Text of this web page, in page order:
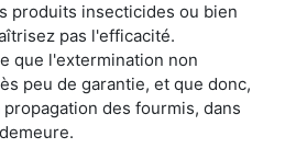
produits insecticides ou bien
pas l'efficacité.
que l'extermination non
peu de garantie, et que donc,
des fourmis, dans